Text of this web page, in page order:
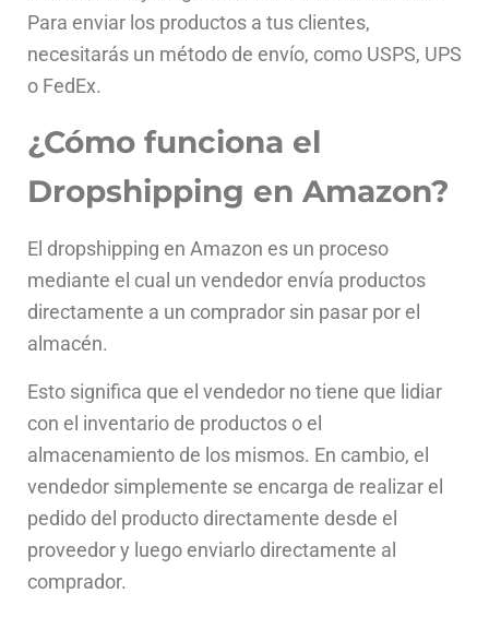
Para enviar los productos a tus clientes,
necesitarás un método de envío, como USPS, UPS
o FedEx.
¿Cómo funciona el
Dropshipping en Amazon?
El dropshipping en Amazon es un proceso
mediante el cual un vendedor envía productos
directamente a un comprador sin pasar por el
al macén.
Esto significa que el vendedor notiene que lidiar
con el inventario de productos o el
al macenamiento de los mismos. En cambio, el
vendedor simplemente se encarga de real izar el
pedido del producto directamente desde el
proveedory uego enviar lo directamente al
comprador.